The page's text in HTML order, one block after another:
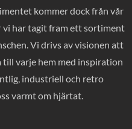
kommer dock från vår
vi har tagit fram ett sortiment
Vi drivs av visionen att
till varje hem med inspiration
industriell och retro
varmt om hjärtat.